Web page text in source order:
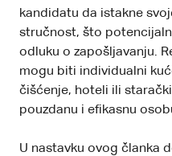
kandidatu da istakne
stručnost, što
odluku o zapošljavanju.
mogu biti individualni
čišćenje, hoteli ili
pouzdanu i efikasnu
U nastavku ovog članka